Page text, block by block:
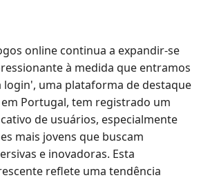
online continua a expandir-se
à medida que entramos
login', uma plataforma de destaque
Portugal, tem registrado um
de usuários, especialmente
mais jovens que buscam
e inovadoras. Esta
reflete uma tendência